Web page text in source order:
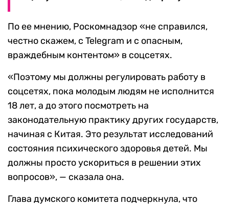
По ее мнению, Роскомнадзор «не справился,
честно скажем, с Telegram и с опасным,
враждебным контентом» в соцсетях.
«Поэтому мы должны регулировать работу в
соцсетях, пока молодым людям не исполнится
18 лет, а до этого посмотреть на
законодательную практику других государств,
начиная с Китая. Это результат исследований
состояния психического здоровья детей. Мы
должны просто ускориться в решении этих
вопросов», — сказала она.
Глава думского комитета подчеркнула, что